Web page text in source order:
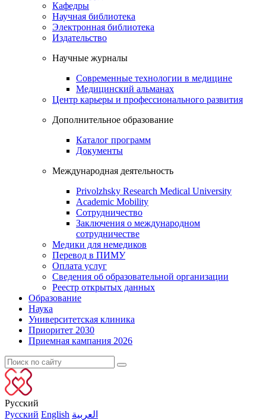
Кафедры
Научная библиотека
Электронная библиотека
Издательство
Научные журналы
Современные технологии в медицине
Медицинский альманах
Центр карьеры и профессионального развития
Дополнительное образование
Каталог программ
Документы
Международная деятельность
Privolzhsky Research Medical University
Academic Mobility
Сотрудничество
Заключения о международном
сотрудничестве
Медики для немедиков
Перевод в ПИМУ
Оплата услуг
Сведения об образовательной организации
Реестр открытых данных
Образование
Наука
Университетская клиника
Приоритет 2030
Приемная кампания 2026
Русский
Русский English العربية